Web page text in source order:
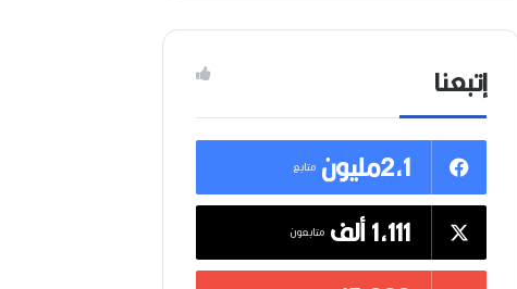
إتبعنا
2,1مليون
متابع
1,111 ألف متابعون